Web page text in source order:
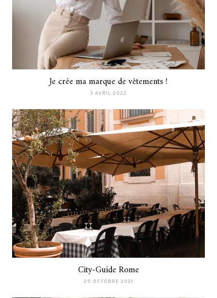
Je crée ma marque de vêtements !
3 AVRIL 2022
City-Guide Rome
25 OCTOBRE 2021